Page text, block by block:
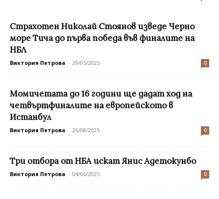
Страхотен Николай Стоянов изведе Черно
море Тича до първа победа във финалите на
НБЛ
Виктория Петрова - 29/05/2025 0
Момичетата до 16 години ще дадат ход на
четвъртфиналите на европейското в
Истанбул
Виктория Петрова - 26/08/2025 0
Три отбора от НБА искат Янис Адетокунбо
Виктория Петрова - 04/06/2025 0